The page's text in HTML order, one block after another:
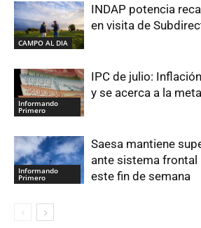
CAMPO AL DIA
INDAP potencia
en visita de
Informando
Primero
IPC de julio:
y se acerca a la
Informando
Primero
Saesa mantiene
ante sistema
este fin de semana